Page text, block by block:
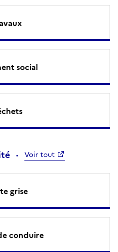
social
Voir tout
grise
conduire